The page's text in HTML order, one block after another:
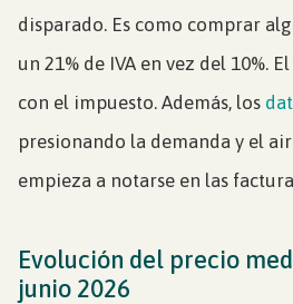
disparado. Es como comprar
un 21% de IVA en vez del 10%.
con el impuesto. Además, los
presionando la demanda y el
empieza a notarse en las
Evolución del precio
junio 2026